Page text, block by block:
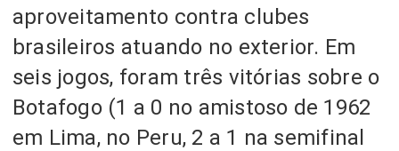
aproveitamento contra clubes
brasileiros atuando no exterior. Em
seis jogos, foram três vitórias sobre o
Botafogo(1 a 0 no amistoso de 1962
em Lima, no Peru, 2 a 1 na semifinal